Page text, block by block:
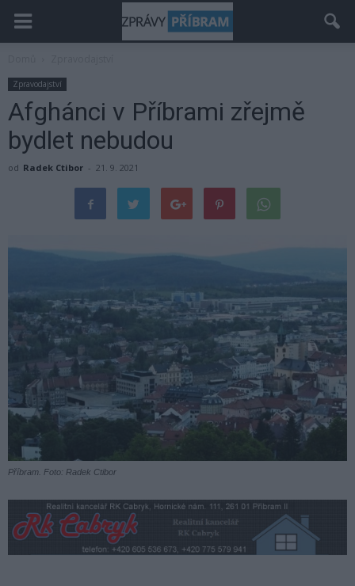
Zpravodajství
Afghánci v Příbrami zřejmě
bydlet nebudou
od Radek Ctibor - 21. 9. 2021
Příbram. Foto: Radek Ctibor